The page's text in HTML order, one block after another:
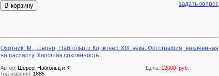
В корзину задать вопрос
Охотник. М., Шерер, Набгольц и Ко, конец XIX века. Фотография, наклеенная
на паспарту. Хорошая сохранность.
Цена: 12000 руб.
Автор: Шерер, Набгольц и К°
Год издания: 1885